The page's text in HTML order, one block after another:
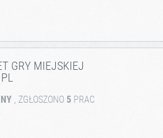
GRY MIEJSKIEJ
, ZGŁOSZONO 5 PRAC